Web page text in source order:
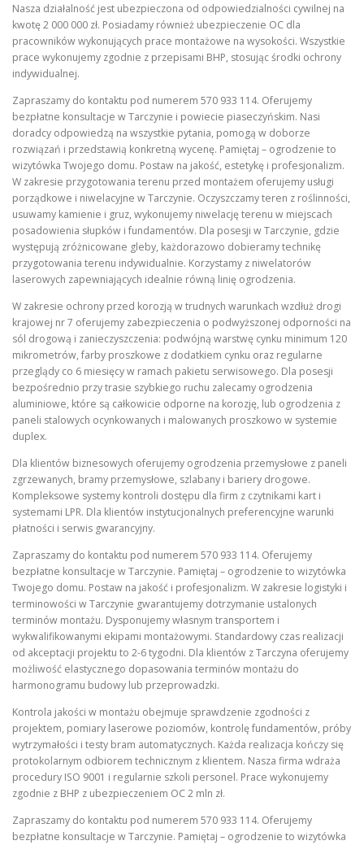
Nasza działalność jest ubezpieczona od odpowiedzialności cywilnej na
kwotę 2 000 000 zł. Posiadamy również ubezpieczenie OC dla
pracowników wykonujących prace montażowe na wysokości. Wszystkie
prace wykonujemy zgodnie z przepisami BHP, stosując środki ochrony
indywidualnej.
Zapraszamy do kontaktu pod numerem 570 933 114. Oferujemy
bezpłatne konsultacje w Tarczynie i powiecie piaseczyńskim. Nasi
doradcy odpowiedzą na wszystkie pytania, pomogą w doborze
rozwiązań i przedstawią konkretną wycenę. Pamiętaj – ogrodzenie to
wizytówka Twojego domu. Postaw na jakość, estetykę i profesjonalizm.
W zakresie przygotowania terenu przed montażem oferujemy usługi
porządkowe i niwelacyjne w Tarczynie. Oczyszczamy teren z roślinności,
usuwamy kamienie i gruz, wykonujemy niwelację terenu w miejscach
posadowienia słupków i fundamentów. Dla posesji w Tarczynie, gdzie
występują zróżnicowane gleby, każdorazowo dobieramy technikę
przygotowania terenu indywidualnie. Korzystamy z niwelatorów
laserowych zapewniających idealnie równą linię ogrodzenia.
W zakresie ochrony przed korozją w trudnych warunkach wzdłuż drogi
krajowej nr 7 oferujemy zabezpieczenia o podwyższonej odporności na
sól drogową i zanieczyszczenia: podwójną warstwę cynku minimum 120
mikrometrów, farby proszkowe z dodatkiem cynku oraz regularne
przeglądy co 6 miesięcy w ramach pakietu serwisowego. Dla posesji
bezpośrednio przy trasie szybkiego ruchu zalecamy ogrodzenia
aluminiowe, które są całkowicie odporne na korozję, lub ogrodzenia z
paneli stalowych ocynkowanych i malowanych proszkowo w systemie
duplex.
Dla klientów biznesowych oferujemy ogrodzenia przemysłowe z paneli
zgrzewanych, bramy przemysłowe, szlabany i bariery drogowe.
Kompleksowe systemy kontroli dostępu dla firm z czytnikami kart i
systemami LPR. Dla klientów instytucjonalnych preferencyjne warunki
płatności i serwis gwarancyjny.
Zapraszamy do kontaktu pod numerem 570 933 114. Oferujemy
bezpłatne konsultacje w Tarczynie. Pamiętaj – ogrodzenie to wizytówka
Twojego domu. Postaw na jakość i profesjonalizm. W zakresie logistyki i
terminowości w Tarczynie gwarantujemy dotrzymanie ustalonych
terminów montażu. Dysponujemy własnym transportem i
wykwalifikowanymi ekipami montażowymi. Standardowy czas realizacji
od akceptacji projektu to 2-6 tygodni. Dla klientów z Tarczyna oferujemy
możliwość elastycznego dopasowania terminów montażu do
harmonogramu budowy lub przeprowadzki.
Kontrola jakości w montażu obejmuje sprawdzenie zgodności z
projektem, pomiary laserowe poziomów, kontrolę fundamentów, próby
wytrzymałości i testy bram automatycznych. Każda realizacja kończy się
protokolarnym odbiorem technicznym z klientem. Nasza firma wdraża
procedury ISO 9001 i regularnie szkoli personel. Prace wykonujemy
zgodnie z BHP z ubezpieczeniem OC 2 mln zł.
Zapraszamy do kontaktu pod numerem 570 933 114. Oferujemy
bezpłatne konsultacje w Tarczynie. Pamiętaj – ogrodzenie to wizytówka